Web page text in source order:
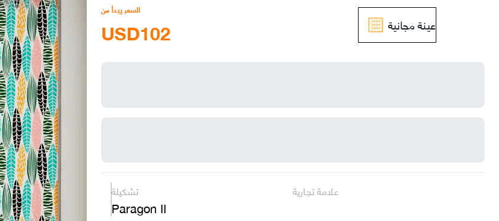
السعر يبدأ من
USD102 عينة مجانية
تشكيلة
Paragon II
علامة تجارية